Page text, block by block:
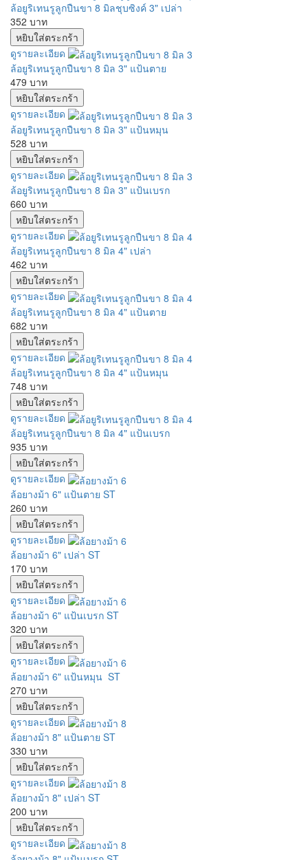
ล้อยูริเทนรูลูกปืนขา 8 มิลชุบซิงค์ 3" เปล่า
352 บาท
ดูรายละเอียด
ล้อยูริเทนรูลูกปืนขา 8 มิล 3" แป้นตาย
479 บาท
ดูรายละเอียด
ล้อยูริเทนรูลูกปืนขา 8 มิล 3" แป้นหมุน
528 บาท
ดูรายละเอียด
ล้อยูริเทนรูลูกปืนขา 8 มิล 3" แป้นเบรก
660 บาท
ดูรายละเอียด
ล้อยูริเทนรูลูกปืนขา 8 มิล 4" เปล่า
462 บาท
ดูรายละเอียด
ล้อยูริเทนรูลูกปืนขา 8 มิล 4" แป้นตาย
682 บาท
ดูรายละเอียด
ล้อยูริเทนรูลูกปืนขา 8 มิล 4" แป้นหมุน
748 บาท
ดูรายละเอียด
ล้อยูริเทนรูลูกปืนขา 8 มิล 4" แป้นเบรก
935 บาท
ดูรายละเอียด
ล้อยางม้า 6" แป้นตาย ST
260 บาท
ดูรายละเอียด
ล้อยางม้า 6" เปล่า ST
170 บาท
ดูรายละเอียด
ล้อยางม้า 6" แป้นเบรก ST
320 บาท
ดูรายละเอียด
ล้อยางม้า 6" แป้นหมุน ST
270 บาท
ดูรายละเอียด
ล้อยางม้า 8" แป้นตาย ST
330 บาท
ดูรายละเอียด
ล้อยางม้า 8" เปล่า ST
200 บาท
ดูรายละเอียด